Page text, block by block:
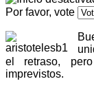
Por favor, vote
el retraso,
imprevistos.